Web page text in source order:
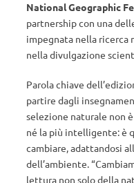
National Geographic
partnership con una
impegnata nella ricerca
nella divulgazione
Parola chiave
partire dagli
selezione naturale non
né la più intelligente: è
cambiare, adattandosi
dell’ambiente.
lettura non solo della